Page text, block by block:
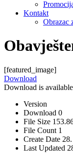
Kontakt
Obrazac
[featured_image]
Download
Download is
Version
Download 0
File Size
File Count 1
Create Date
Last Updated